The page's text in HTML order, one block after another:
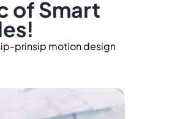
of Smart
prinsip motion design